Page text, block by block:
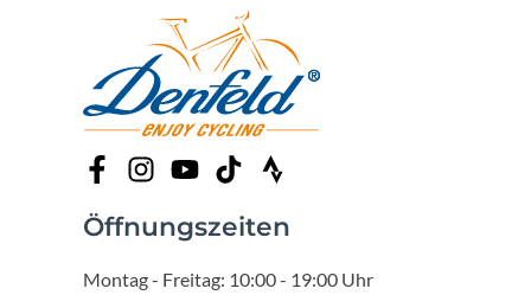
Öffnungszeiten
Montag - Freitag: 10:00 - 19:00 Uhr